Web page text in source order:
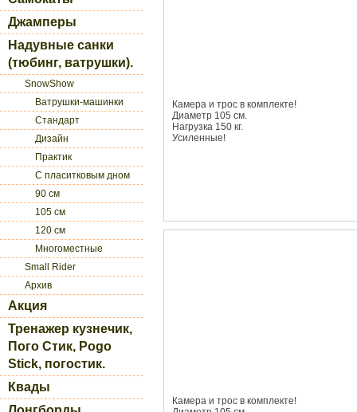
Джамперы
Надувные санки
(тюбинг, ватрушки).
SnowShow
Ватрушки-машинки
Стандарт
Дизайн
Практик
С пласитковым дном
90 см
105 см
120 см
Многоместные
Small Rider
Архив
Акция
Тренажер кузнечик,
Пого Стик, Pogo
Stick, погостик.
Квады
Камера и трос в комплекте!
Диаметр 105 см.
Нагрузка 150 кг.
Усиленные!
Камера и трос в комплекте!